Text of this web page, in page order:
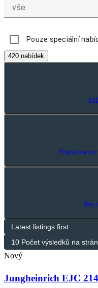
vše
Pouze speciální
420 nabídek
Poptávka
Nový
Jungheinrich EJC